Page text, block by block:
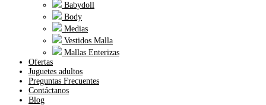
Babydoll
Body
Medias
Vestidos Malla
Mallas Enterizas
Ofertas
Juguetes adultos
Preguntas Frecuentes
Contáctanos
Blog